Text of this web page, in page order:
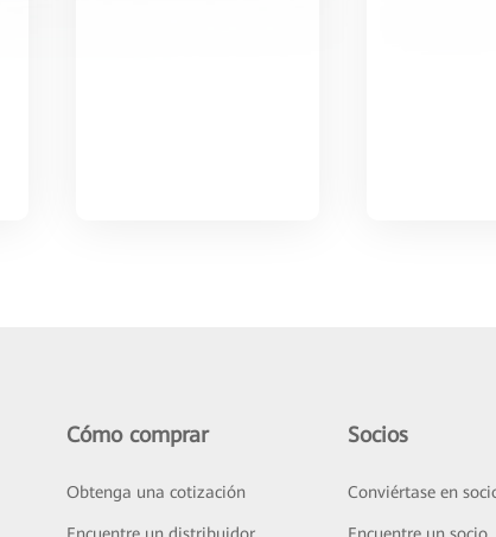
Cómo comprar
Obtenga una cotización
Socios
Conviértase en